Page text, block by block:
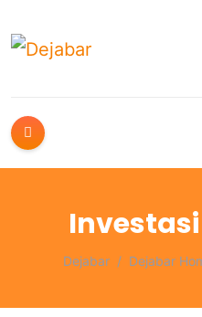
Dejabar Dejabar